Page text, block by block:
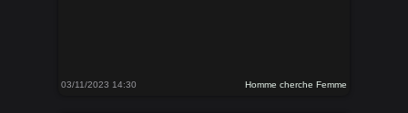
03/11/2023 14:30 Homme cherche Femme